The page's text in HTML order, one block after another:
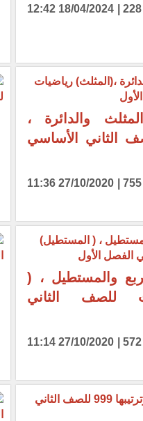
مشاهدات: 2,189 | تحميلات: 228 | 18/04/2024 12:42
والدائرة ،
الثاني الأساسي
مشاهدات: 5,543 | تحميلات: 755 | 27/10/2020 11:36
والمستطيل ، (
للصف الثاني
مشاهدات: 4,837 | تحميلات: 572 | 27/10/2020 11:14